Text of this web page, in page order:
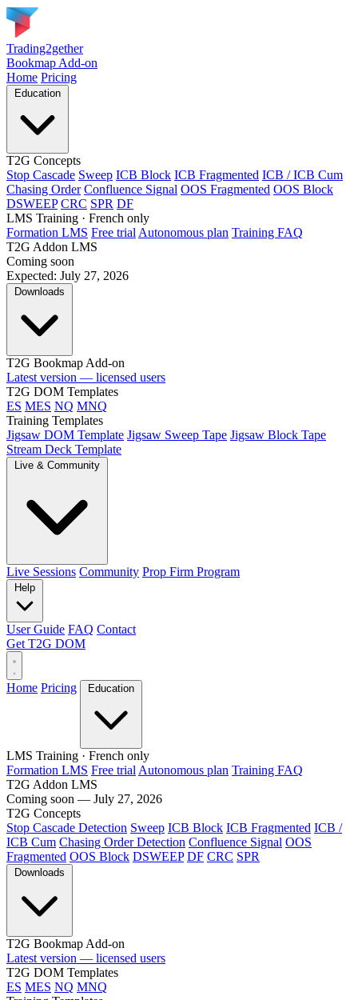
Trading2gether
Bookmap Add-on
Home Pricing
T2G Concepts
Stop Cascade Sweep ICB Block ICB Fragmented ICB / ICB Cum
Chasing Order Confluence Signal OOS Fragmented OOS Block
DSWEEP CRC SPR DF
LMS Training · French only
Formation LMS Free trial Autonomous plan Training FAQ
T2G Addon LMS
Coming soon
Expected: July 27, 2026
T2G Bookmap Add-on
Latest version — licensed users
T2G DOM Templates
ES MES NQ MNQ
Training Templates
Jigsaw DOM Template Jigsaw Sweep Tape Jigsaw Block Tape
Stream Deck Template
Live Sessions Community Prop Firm Program
User Guide FAQ Contact
Get T2G DOM
Home Pricing
LMS Training · French only
Formation LMS Free trial Autonomous plan Training FAQ
T2G Addon LMS
Coming soon — July 27, 2026
T2G Concepts
Stop Cascade Detection Sweep ICB Block ICB Fragmented ICB /
ICB Cum Chasing Order Detection Confluence Signal OOS
Fragmented OOS Block DSWEEP DF CRC SPR
T2G Bookmap Add-on
Latest version — licensed users
T2G DOM Templates
ES MES NQ MNQ